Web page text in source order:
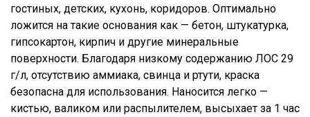
гостиных, детских, кухонь, коридоров. Оптимально
ложится на такие основания как — бетон, штукатурка,
гипсокартон, кирпич и другие минеральные
поверхности. Благодаря низкому содержанию ЛОС 29
г/л, отсутствию аммиака, свинца и ртути, краска
безопасна для использования. Наносится легко —
кистью, валиком или распылителем, высыхает за 1 час